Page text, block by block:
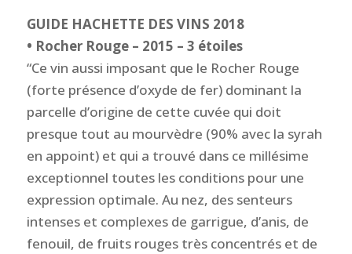
GUIDE HACHETTE DES VINS 2018
• Rocher Rouge – 2015 – 3 étoiles
“Ce vin aussi imposant que le Rocher Rouge
(forte présence d’oxyde de fer) dominant la
parcelle d’origine de cette cuvée qui doit
presque tout au mourvèdre (90% avec la syrah
en appoint) et qui a trouvé dans ce millésime
exceptionnel toutes les conditions pour une
expression optimale. Au nez, des senteurs
intenses et complexes de garrigue, d’anis, de
fenouil, de fruits rouges très concentrés et de